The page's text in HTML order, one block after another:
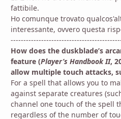
fattibile.
Ho comunque trovato
interessante, ovvero questa
How does the duskblade’s
feature (Player’s Handbook II,
allow multiple touch attacks,
For a spell that allows you to
against separate creatures
channel one touch of the spell
regardless of the number of